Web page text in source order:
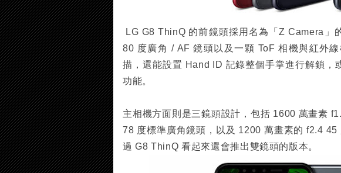
LG G8 ThinQ 的前鏡頭採用名為「Z Camera
80 度廣角 / AF 鏡頭以及一顆 ToF 相機與紅外
描，還能設置 Hand ID 記錄整個手掌進行解鎖，
功能。
主相機方面則是三鏡頭設計，包括 1600 萬畫素
78 度標準廣角鏡頭，以及 1200 萬畫素的 f2.4
過 G8 ThinQ 看起來還會推出雙鏡頭的版本。